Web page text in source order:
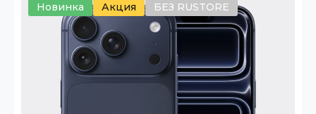
Новинка Акция БЕЗ RUSTORE